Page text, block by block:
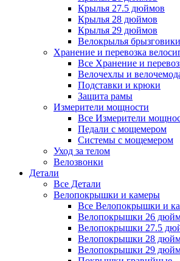
Крылья 27.5 дюймов
Крылья 28 дюймов
Крылья 29 дюймов
Велокрылья брызговики
Хранение и перевозка
Все Хранение и
Велочехлы и
Подставки и крюки
Защита рамы
Измерители мощности
Все Измерители
Педали с мощемером
Системы с мощемером
Уход за телом
Велозвонки
Детали
Все Детали
Велопокрышки и камеры
Все Велопокрышки и
Велопокрышки 26
Велопокрышки 27.5
Велопокрышки 28
Велопокрышки 29